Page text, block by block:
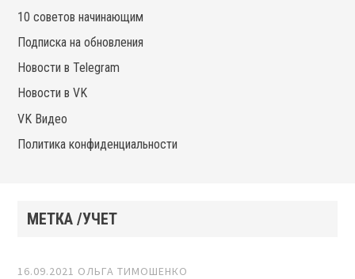
10 советов начинающим
Подписка на обновления
Новости в Telegram
Новости в VK
VK Видео
Политика конфиденциальности
МЕТКА /УЧЕТ
16.09.2021 ОЛЬГА ТИМОШЕНКО